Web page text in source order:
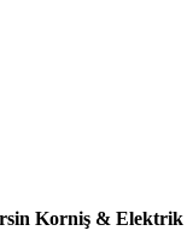
Korniş & Elektrik